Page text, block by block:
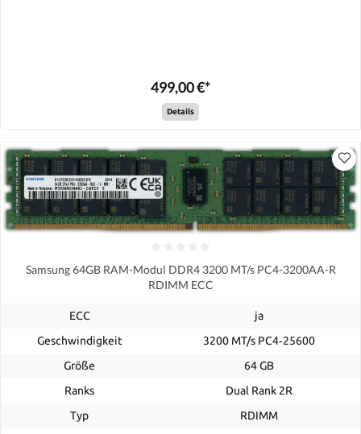
499,00 €*
Details
Samsung 64GB RAM-Modul DDR4 3200 MT/s PC4-3200AA-R
RDIMM ECC
ECC
ja
Geschwindigkeit
3200 MT/s PC4‑25600
Größe
64 GB
Ranks
Dual Rank 2R
Typ
RDIMM